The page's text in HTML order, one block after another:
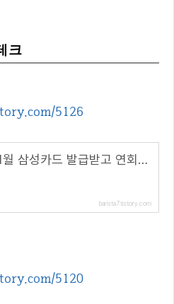
크
5126
앱테크, 11월 삼성카드 발급받고 연회비 100% 캐시백 받아요
barista7.tistory.com
5120